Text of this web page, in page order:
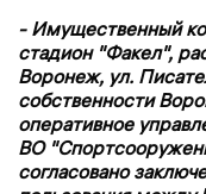
- Имущественный
стадион "Факел",
Воронеж, ул.
собственности
оперативное
ВО
согласовано